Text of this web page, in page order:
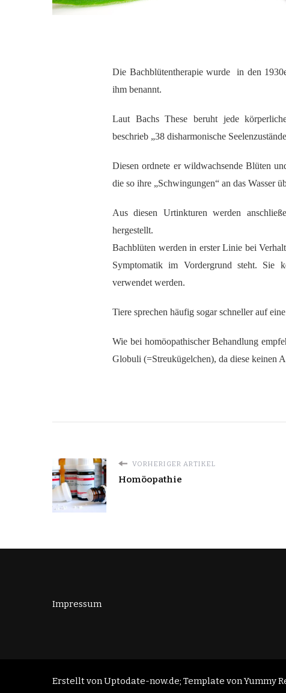
Die Bachblütentherapie wurde in den
ihm benannt.
Laut Bachs These beruht jede
beschrieb „38 disharmonische
Diesen ordnete er wildwachsende Blüten
die so ihre „Schwingungen“ an das Wasser
Aus diesen Urtinkturen werden
hergestellt.
Bachblüten werden in erster Linie bei
Symptomatik im Vordergrund steht. Sie
verwendet werden.
Tiere sprechen häufig sogar schneller auf
Wie bei homöopathischer Behandlung
Globuli (=Streukügelchen), da diese keinen
VORHERIGER ARTIKEL
Homöopathie
Impressum
Erstellt von Uptodate-now.de; Template vonYummy